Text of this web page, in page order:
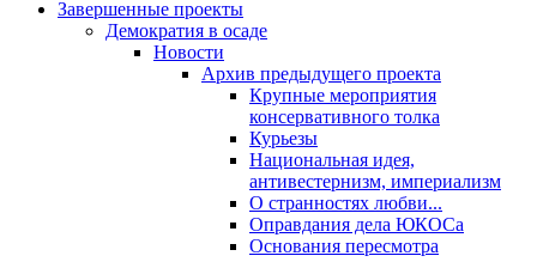
Завершенные проекты
Демократия в осаде
Новости
Архив предыдущего проекта
Крупные мероприятия
консервативного толка
Курьезы
Национальная идея,
антивестернизм, империализм
О странностях любви...
Оправдания дела ЮКОСа
Основания пересмотра